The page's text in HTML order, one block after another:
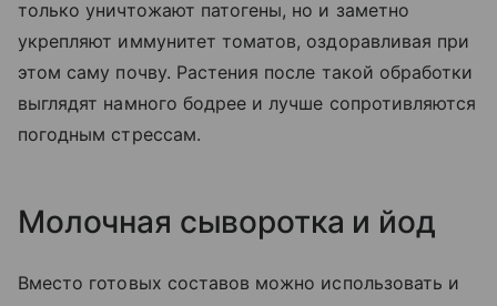
только уничтожают патогены, но и заметно
укрепляют иммунитет томатов, оздоравливая при
этом саму почву. Растения после такой обработки
выглядят намного бодрее и лучше сопротивляются
погодным стрессам.
Молочная сыворотка и йод
Вместо готовых составов можно использовать и